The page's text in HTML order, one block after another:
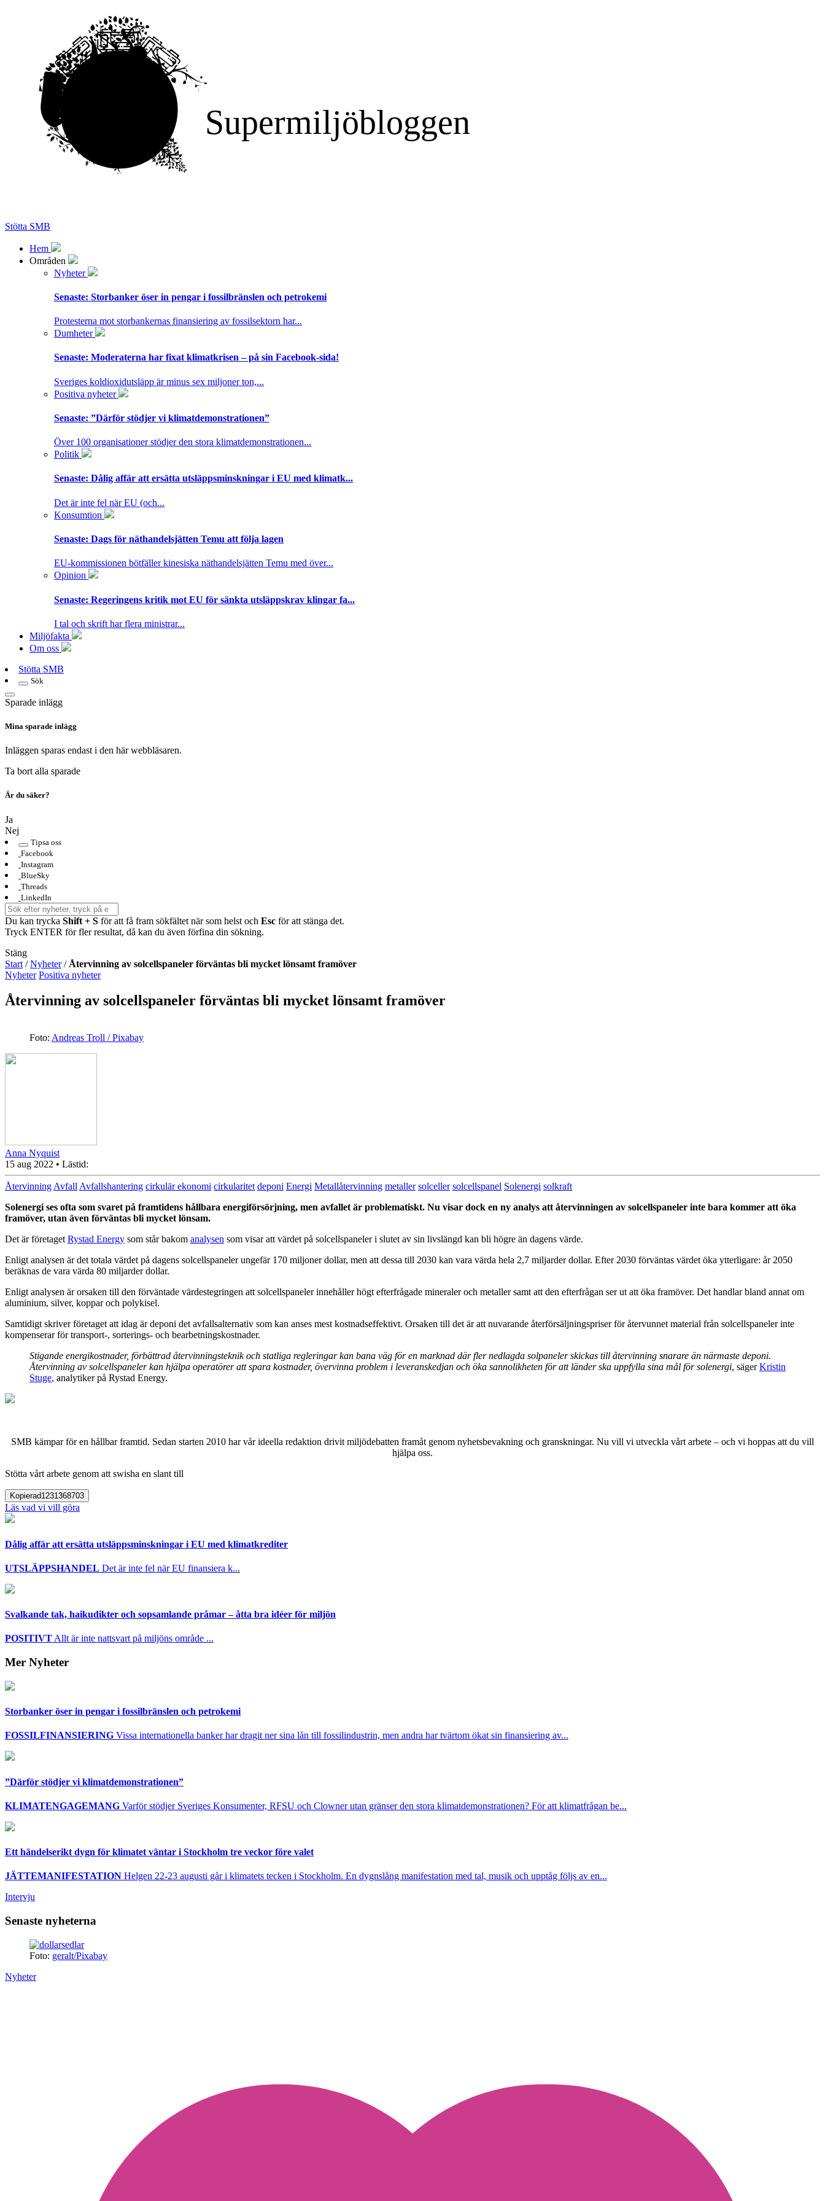
Supermiljöbloggen
Stötta SMB
Hem
Områden
Nyheter
Senaste: Storbanker öser in pengar i fossilbränslen och petrokemi
Protesterna mot storbankernas finansiering av fossilsektorn har...
Dumheter
Senaste: Moderaterna har fixat klimatkrisen – på sin Facebook-sida!
Sveriges koldioxidutsläpp är minus sex miljoner ton,...
Positiva nyheter
Senaste: ”Därför stödjer vi klimatdemonstrationen”
Över 100 organisationer stödjer den stora klimatdemonstrationen...
Politik
Senaste: Dålig affär att ersätta utsläppsminskningar i EU med klimatk...
Det är inte fel när EU (och...
Konsumtion
Senaste: Dags för näthandelsjätten Temu att följa lagen
EU-kommissionen bötfäller kinesiska näthandelsjätten Temu med över...
Opinion
Senaste: Regeringens kritik mot EU för sänkta utsläppskrav klingar fa...
I tal och skrift har flera ministrar...
Miljöfakta
Om oss
Stötta SMB
Sök
Sparade inlägg
Mina sparade inlägg
Inläggen sparas endast i den här webbläsaren.
Ta bort alla sparade
Är du säker?
Ja
Nej
Tipsa oss
Facebook
Instagram
BlueSky
Threads
LinkedIn
Du kan trycka Shift + S för att få fram sökfältet när som helst och Esc för att stänga det.
Tryck ENTER för fler resultat, då kan du även förfina din sökning.
Stäng
Start /Nyheter/ Återvinning av solcellspaneler förväntas bli mycket lönsamt framöver
Nyheter Positiva nyheter
Återvinning av solcellspaneler förväntas bli mycket lönsamt framöver
Foto: Andreas Troll / Pixabay
Anna Nyquist
15 aug 2022 • Lästid:
Återvinning Avfall Avfallshantering cirkulär ekonomi cirkularitet deponi Energi Metallåtervinning metaller solceller solcellspanel Solenergi solkraft
Solenergi ses ofta som svaret på framtidens hållbara energiförsörjning, men avfallet är problematiskt. Nu visar dock en ny analys att återvinningen av solcellspaneler inte bara kommer att öka
framöver, utan även förväntas bli mycket lönsam.
Det är företaget Rystad Energy som står bakom analysen som visar att värdet på solcellspaneler i slutet av sin livslängd kan bli högre än dagens värde.
Enligt analysen är det totala värdet på dagens solcellspaneler ungefär 170 miljoner dollar, men att dessa till 2030 kan vara värda hela 2,7 miljarder dollar. Efter 2030 förväntas värdet öka ytterligare: år 2050
beräknas de vara värda 80 miljarder dollar.
Enligt analysen är orsaken till den förväntade värdestegringen att solcellspaneler innehåller högt efterfrågade mineraler och metaller samt att den efterfrågan ser ut att öka framöver. Det handlar bland annat om
aluminium, silver, koppar och polykisel.
Samtidigt skriver företaget att idag är deponi det avfallsalternativ som kan anses mest kostnadseffektivt. Orsaken till det är att nuvarande återförsäljningspriser för återvunnet material från solcellspaneler inte
kompenserar för transport-, sorterings- och bearbetningskostnader.
Stigande energikostnader, förbättrad återvinningsteknik och statliga regleringar kan bana väg för en marknad där fler nedlagda solpaneler skickas till återvinning snarare än närmaste deponi.
Återvinning av solcellspaneler kan hjälpa operatörer att spara kostnader, övervinna problem i leveranskedjan och öka sannolikheten för att länder ska uppfylla sina mål för solenergi, sägerKristin
Stuge, analytiker på Rystad Energy.
SMB kämpar för en hållbar framtid. Sedan starten 2010 har vår ideella redaktion drivit miljödebatten framåt genom nyhetsbevakning och granskningar. Nu vill vi utveckla vårt arbete – och vi hoppas att du vill
hjälpa oss.
Stötta vårt arbete genom att swisha en slant till
Kopierad1231368703
Läs vad vi vill göra
Dålig affär att ersätta utsläppsminskningar i EU med klimatkrediter
UTSLÄPPSHANDEL Det är inte fel när EU finansiera k...
Svalkande tak, haikudikter och sopsamlande pråmar – åtta bra idéer för miljön
POSITIVT Allt är inte nattsvart på miljöns område ...
Mer Nyheter
Storbanker öser in pengar i fossilbränslen och petrokemi
FOSSILFINANSIERING Vissa internationella banker har dragit ner sina lån till fossilindustrin, men andra har tvärtom ökat sin finansiering av...
”Därför stödjer vi klimatdemonstrationen”
KLIMATENGAGEMANG Varför stödjer Sveriges Konsumenter, RFSU och Clowner utan gränser den stora klimatdemonstrationen? För att klimatfrågan be...
Ett händelserikt dygn för klimatet väntar i Stockholm tre veckor före valet
JÄTTEMANIFESTATION Helgen 22-23 augusti går i klimatets tecken i Stockholm. En dygnslång manifestation med tal, musik och upptåg följs av en...
Intervju
Senaste nyheterna
Foto: geralt/Pixabay
Nyheter